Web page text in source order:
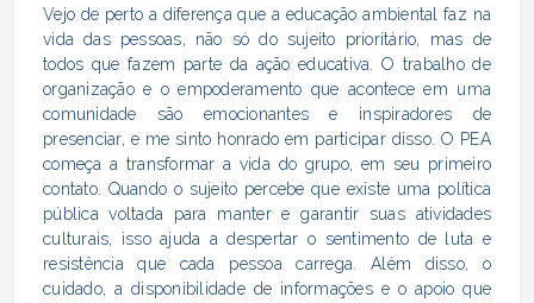
Vejo de perto a diferença que a educação ambiental faz na
vida das pessoas, não só do sujeito prioritário, mas de
todos que fazem parte da ação educativa. O trabalho de
organização e o empoderamento que acontece em uma
comunidade são emocionantes e inspiradores de
presenciar, e me sinto honrado em participar disso. O PEA
começa a transformar a vida do grupo, em seu primeiro
contato. Quando o sujeito percebe que existe uma política
pública voltada para manter e garantir suas atividades
culturais, isso ajuda a despertar o sentimento de luta e
resistência que cada pessoa carrega. Além disso, o
cuidado, a disponibilidade de informações e o apoio que